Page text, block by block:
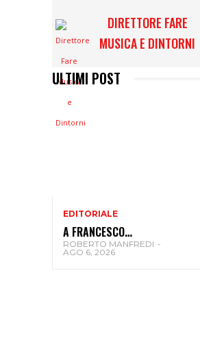
DIRETTORE FARE
MUSICA E DINTORNI
ULTIMI POST
EDITORIALE
A FRANCESCO…
ROBERTO MANFREDI -
AGO 6, 2026